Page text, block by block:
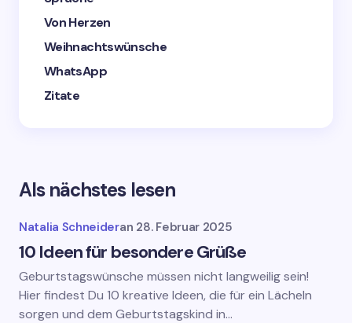
Von Herzen
Weihnachtswünsche
WhatsApp
Zitate
Als nächstes lesen
Natalia Schneideran 28. Februar 2025
10 Ideen für besondere Grüße
Geburtstagswünsche müssen nicht langweilig sein!
Hier findest Du 10 kreative Ideen, die für ein Lächeln
sorgen und dem Geburtstagskind in…